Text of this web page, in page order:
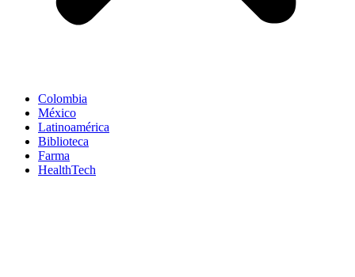
Colombia
México
Latinoamérica
Biblioteca
Farma
HealthTech